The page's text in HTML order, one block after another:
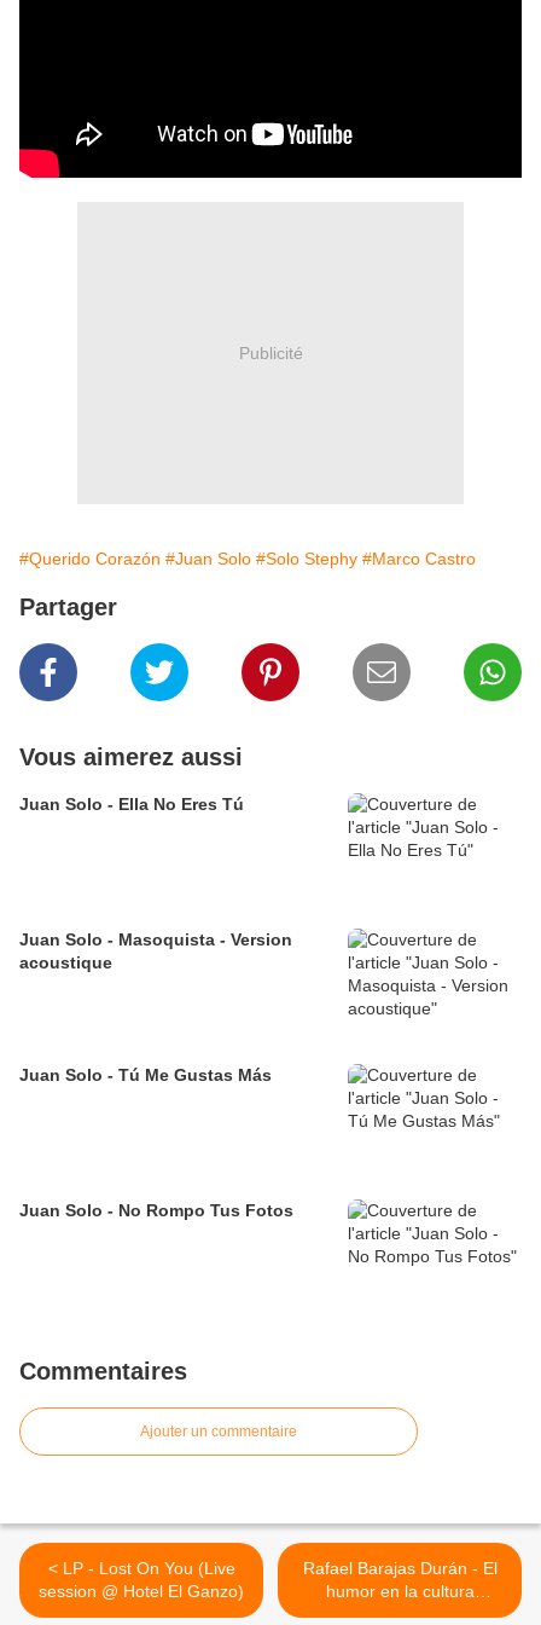
Publicité
#Querido Corazón #Juan Solo #Solo Stephy #Marco Castro
Partager
Vous aimerez aussi
Juan Solo - Ella No Eres Tú
Juan Solo - Masoquista - Version
acoustique
Juan Solo - Tú Me Gustas Más
Juan Solo - No Rompo Tus Fotos
Commentaires
Ajouter un commentaire
< LP - Lost On You (Live
session @ Hotel El Ganzo)
Rafael Barajas Durán - El
humor en la cultura
mexicana >